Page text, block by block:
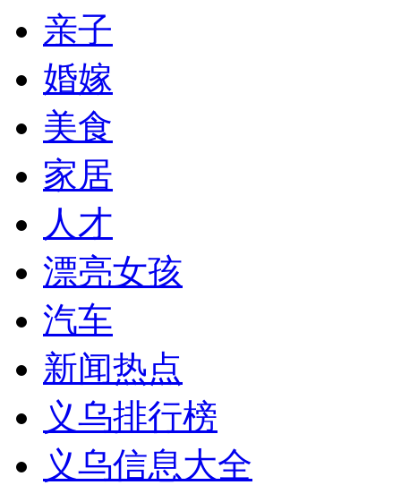
亲子
婚嫁
美食
家居
人才
漂亮女孩
汽车
新闻热点
义乌排行榜
义乌信息大全